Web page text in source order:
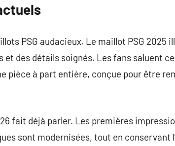
PSG audacieux. Le maillot PSG 2025
et des détails soignés. Les fans saluent
pièce à part entière, conçue pour être
fait déjà parler. Les premières
sont modernisées, tout en conservant